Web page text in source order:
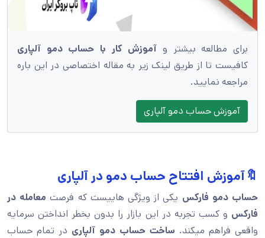
برای مطالعه بیشتر و آموزش کار با حساب دمو آلپاری
کافیست تا از طریق لینک زیر به مقاله اختصاصی در این باره
مراجعه نمایید.
آموزش حساب دمو آلپاری
🔖آموزش افتتاح حساب دمو در آلپاری
حساب دمو فارکس یکی از ویژگی هاییست که فرصت معامله در
فارکس و کسب تجربه در این بازار را بدون بخطر انداختن سرمایه
واقعی فراهم میکند. ساخت حساب دمو آلپاری در تمام حساب